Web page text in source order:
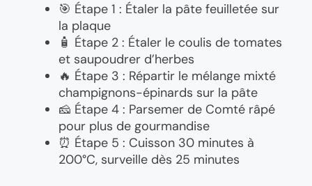
🎯 Étape 1 : Étaler la pâte feuilletée sur
la plaque
🧴 Étape 2 : Étaler le coulis de tomates
et saupoudrer d’herbes
🔥 Étape 3 : Répartir le mélange mixté
champignons-épinards sur la pâte
🧀 Étape 4 : Parsemer de Comté râpé
pour plus de gourmandise
⏰ Étape 5 : Cuisson 30 minutes à
200°C, surveille dès 25 minutes